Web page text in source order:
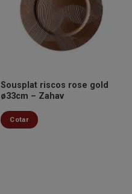
Minha
lista de
desejos
Sousplat riscos rose gold
ø33cm – Zahav
Cotar